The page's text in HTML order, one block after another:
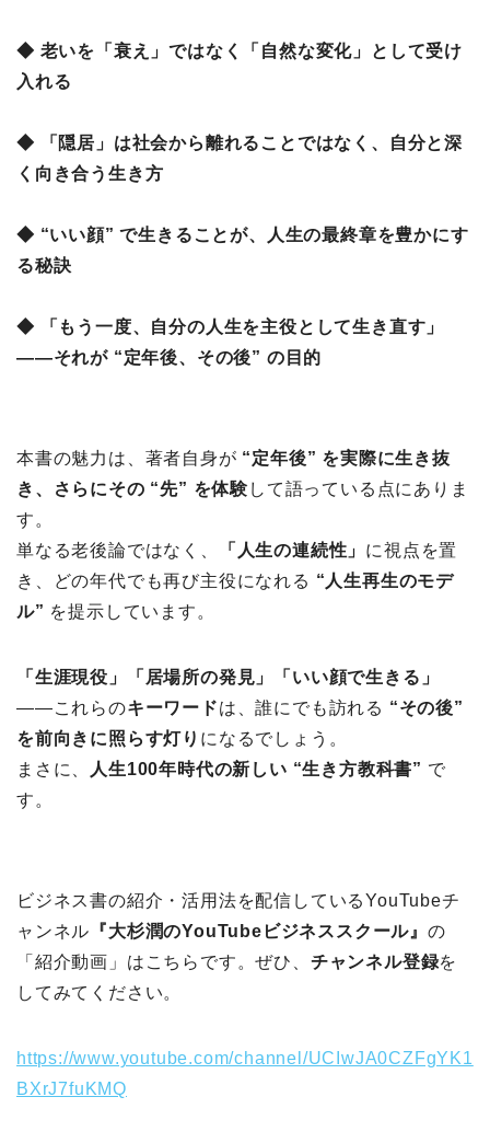
◆ 老いを「衰え」ではなく「自然な変化」として受け
入れる
◆ 「隠居」は社会から離れることではなく、自分と深
く向き合う生き方
◆ “いい顔” で生きることが、人生の最終章を豊かにす
る秘訣
◆ 「もう一度、自分の人生を主役として生き直す」
――それが “定年後、その後” の目的
本書の魅力は、著者自身が “定年後” を実際に生き抜
き、さらにその “先” を体験 して語っている点にありま
す。
単なる老後論ではなく、
「人生の連続性」 に視点を置
き、どの年代でも再び主役になれる “人生再生のモデ
ル” を提示しています。
「生涯現役」「居場所の発見」「いい顔で生きる」
――これらのキーワードは、誰にでも訪れる “その後”
を前向きに照らす灯り になるでしょう。
まさに、
人生100年時代の新しい “生き方教科書” で
す。
ビジネス書の紹介・活用法を配信しているYouTubeチ
ャンネル 『大杉潤のYouTubeビジネススクール』の
「紹介動画」はこちらです。ぜひ、 チャンネル登録を
してみてください。
https://www.youtube.com/channel/UCIwJA0CZFgYK1
BXrJ7fuKMQ